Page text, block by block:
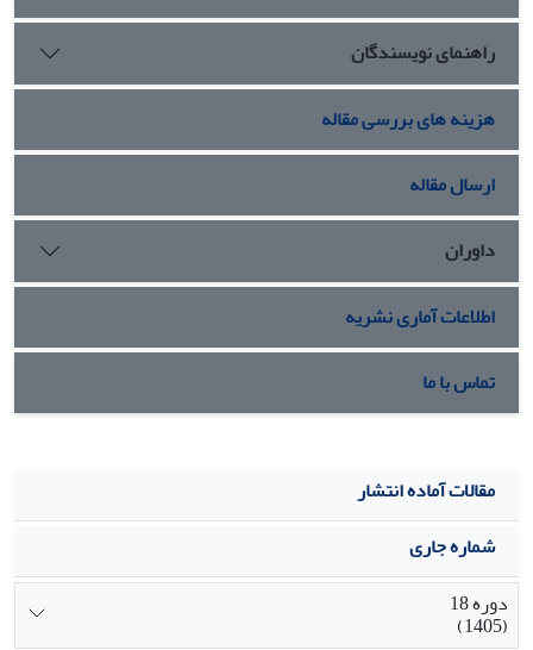
سرکشی، فریبکاری و پرسه‌زنی و بازی در نقش عروسک‌بازی، چهار
مضمون کارناوالیته را تجسم می‌بخشند و به این ترتیب نمایشگری
خود در فضای مجازی را به کارناوالی از منظر باختین تبدیل
می‌کنند.
راهنمای نویسندگان
هزینه های بررسی مقاله
ارسال مقاله
داوران
اطلاعات آماری نشریه
تماس با ما
مقالات آماده انتشار
شماره جاری
دوره 18
(1405)